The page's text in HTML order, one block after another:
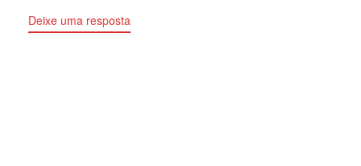
Deixe uma resposta